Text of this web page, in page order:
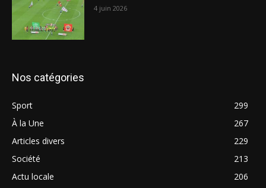
4 juin 2026
Nos catégories
Sport
299
À la Une
267
Articles divers
229
Société
213
Actu locale
206